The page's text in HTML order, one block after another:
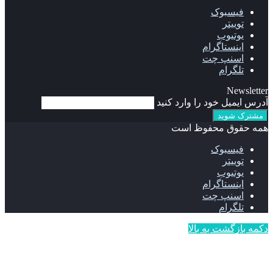
فیسبوک
توییتر
یوتیوب
اینستاگرام
اسنپ چت
تلگرام
Newsletter
آدرس ایمیل خود را وارد کنید
همه حقوق محفوظ است
فیسبوک
توییتر
یوتیوب
اینستاگرام
اسنپ چت
تلگرام
دکمه بازگشت به بالا